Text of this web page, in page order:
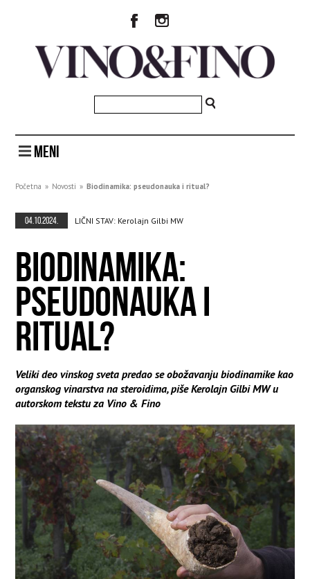
MENI
Početna » Novosti » Biodinamika: pseudonauka i ritual?
04.10.2024. LIČNI STAV: Kerolajn Gilbi MW
BIODINAMIKA:
PSEUDONAUKA I
RITUAL?
Veliki deo vinskog sveta predao se obožavanju biodinamike kao
organskog vinarstva na steroidima, piše Kerolajn Gilbi MW u
autorskom tekstu za Vino & Fino